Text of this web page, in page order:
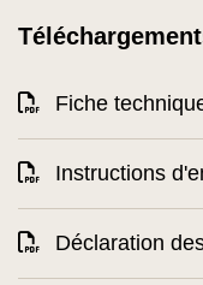
Fiche
Instructions
Déclaration